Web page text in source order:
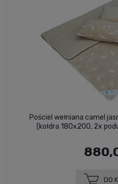
Pościel wełniana camel
(kołdra 180x200, 2x
DO